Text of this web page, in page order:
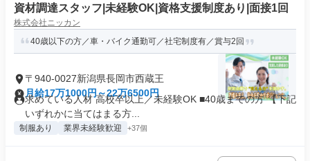
資材調達スタッフ|未経験OK|資格支援制度あり|面接1回
株式会社ニッカン
40歳以下の方／車・バイク通勤可／社宅制度有／賞与2回
〒940-0027新潟県長岡市西蔵王
月給17万1000円～22万6500円
求めている人材 高校卒以上／未経験OK ■40歳までの方 【下記
いずれかに当てはまる方...
制服あり 業界未経験歓迎 +37個